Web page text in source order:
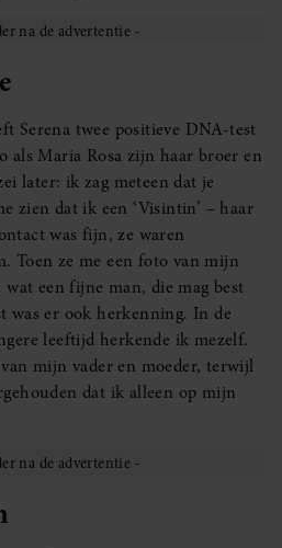
Serena twee positieve DNA-test
als Maria Rosa zijn haar broer en
later: ik zag meteen dat je
zien dat ik een ‘Visintin’ – haar
was fijn, ze waren
Toen ze me een foto van mijn
een fijne man, die mag best
was er ook herkenning. In de
leeftijd herkende ik mezelf.
mijn vader en moeder, terwijl
dat ik alleen op mijn